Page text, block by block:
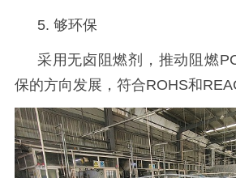
5. 够环保
采用无卤阻燃剂，推动阻燃
保的方向发展，符合ROHS和